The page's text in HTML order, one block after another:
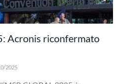
Acronis riconfermato
2025